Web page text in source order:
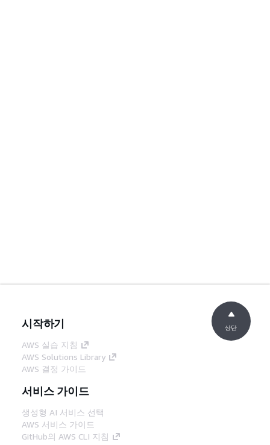
시작하기
AWS 실습 지침
AWS Solutions Library
AWS 결정 가이드
서비스 가이드
생성형 AI 서비스 선택
AWS 서비스 가이드
GitHub의 AWS CLI 지침
상단